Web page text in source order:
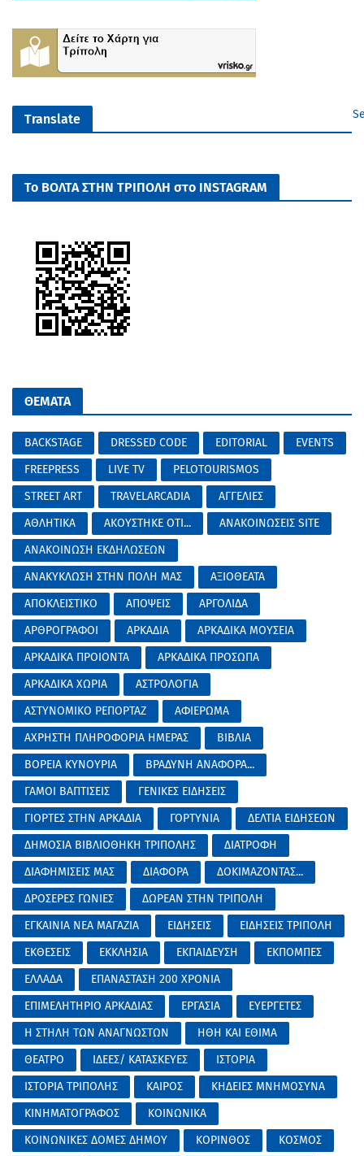
Translate
Το ΒΟΛΤΑ ΣΤΗΝ ΤΡΙΠΟΛΗ στο INSTAGRAM
ΘΕΜΑΤΑ
BACKSTAGE DRESSED CODE EDITORIAL
EVENTS
FREEPRESS
LIVE TV
PELOTOURISMOS
STREET ART
TRAVELARCADIA
ΑΓΓΕΛΙΕΣ
ΑΘΛΗΤΙΚΑ
ΑΚΟΥΣΤΗΚΕ ΟΤΙ...
ΑΝΑΚΟΙΝΩΣΕΙΣ SITE
ΑΝΑΚΟΙΝΩΣΗ ΕΚΔΗΛΩΣΕΩΝ
ΑΝΑΚΥΚΛΩΣΗ ΣΤΗΝ ΠΟΛΗ ΜΑΣ
ΑΞΙΟΘΕΑΤΑ
ΑΠΟΚΛΕΙΣΤΙΚΟ
ΑΠΟΨΕΙΣ
ΑΡΓΟΛΙΔΑ
ΑΡΘΡΟΓΡΑΦΟΙ
ΑΡΚΑΔΙΑ
ΑΡΚΑΔΙΚΑ ΜΟΥΣΕΙΑ
ΑΡΚΑΔΙΚΑ ΠΡΟΙΟΝΤΑ
ΑΡΚΑΔΙΚΑ ΠΡΟΣΩΠΑ
ΑΡΚΑΔΙΚΑ ΧΩΡΙΑ
ΑΣΤΡΟΛΟΓΙΑ
ΑΣΤΥΝΟΜΙΚΟ ΡΕΠΟΡΤΑΖ
ΑΦΙΕΡΩΜΑ
ΑΧΡΗΣΤΗ ΠΛΗΡΟΦΟΡΙΑ ΗΜΕΡΑΣ
ΒΙΒΛΙΑ
ΒΟΡΕΙΑ ΚΥΝΟΥΡΙΑ
ΒΡΑΔΥΝΗ ΑΝΑΦΟΡΑ...
ΓΑΜΟΙ ΒΑΠΤΙΣΕΙΣ
ΓΕΝΙΚΕΣ ΕΙΔΗΣΕΙΣ
ΓΙΟΡΤΕΣ ΣΤΗΝ ΑΡΚΑΔΙΑ
ΓΟΡΤΥΝΙΑ
ΔΕΛΤΙΑ ΕΙΔΗΣΕΩΝ
ΔΗΜΟΣΙΑ ΒΙΒΛΙΟΘΗΚΗ ΤΡΙΠΟΛΗΣ
ΔΙΑΤΡΟΦΗ
ΔΙΑΦΗΜΙΣΕΙΣ ΜΑΣ
ΔΙΑΦΟΡΑ
ΔΟΚΙΜΑΖΟΝΤΑΣ...
ΔΡΟΣΕΡΕΣ ΓΩΝΙΕΣ
ΔΩΡΕΑΝ ΣΤΗΝ ΤΡΙΠΟΛΗ
ΕΓΚΑΙΝΙΑ ΝΕΑ ΜΑΓΑΖΙΑ
ΕΙΔΗΣΕΙΣ
ΕΙΔΗΣΕΙΣ ΤΡΙΠΟΛΗ
ΕΚΘΕΣΕΙΣ
ΕΚΚΛΗΣΙΑ ΕΚΠΑΙΔΕΥΣΗ
ΕΚΠΟΜΠΕΣ
ΕΛΛΑΔΑ
ΕΠΑΝΑΣΤΑΣΗ 200 ΧΡΟΝΙΑ
ΕΠΙΜΕΛΗΤΗΡΙΟ ΑΡΚΑΔΙΑΣ
ΕΡΓΑΣΙΑ
ΕΥΕΡΓΕΤΕΣ
Η ΣΤΗΛΗ ΤΩΝ ΑΝΑΓΝΩΣΤΩΝ
ΗΘΗ ΚΑΙ ΕΘΙΜΑ
ΘΕΑΤΡΟ
ΙΔΕΕΣ/ ΚΑΤΑΣΚΕΥΕΣ
ΙΣΤΟΡΙΑ
ΙΣΤΟΡΙΑ ΤΡΙΠΟΛΗΣ
ΚΑΙΡΟΣ
ΚΗΔΕΙΕΣ ΜΝΗΜΟΣΥΝΑ
ΚΙΝΗΜΑΤΟΓΡΑΦΟΣ
ΚΟΙΝΩΝΙΚΑ
ΚΟΙΝΩΝΙΚΕΣ ΔΟΜΕΣ ΔΗΜΟΥ
ΚΟΡΙΝΘΟΣ
ΚΟΣΜΟΣ